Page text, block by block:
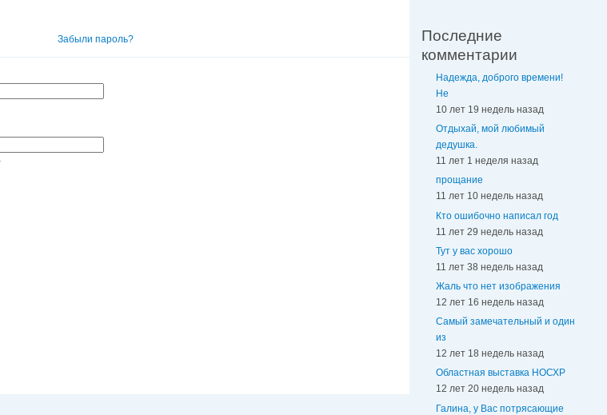
Забыли пароль?
Последние
комментарии
Надежда, доброго времени!
Не
10 лет 19 недель назад
Отдыхай, мой любимый
дедушка.
11 лет 1 неделя назад
прощание
11 лет 10 недель назад
Кто ошибочно написал год
11 лет 29 недель назад
Тут у вас хорошо
11 лет 38 недель назад
Жаль что нет изображения
12 лет 16 недель назад
Самый замечательный и один
из
12 лет 18 недель назад
Областная выставка НОСХР
12 лет 20 недель назад
Галина, у Вас потрясающие